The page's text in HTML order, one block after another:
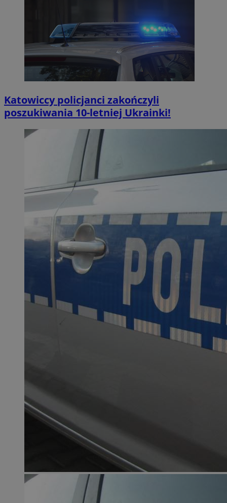
Katowiccy policjanci zakończyli
poszukiwania 10-letniej Ukrainki!